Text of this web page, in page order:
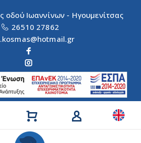
οδού Ιωαννίνων - Ηγουμενίτσας
26510 27862